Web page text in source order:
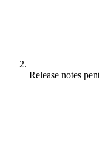
Release notes